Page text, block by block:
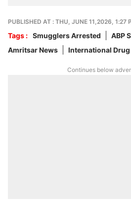
PUBLISHED AT : THU, JUNE 11,2026, 1:27
Tags : Smugglers Arrested
ABP
Amritsar News
International
Continues below